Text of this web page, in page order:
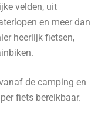
velden, uit
en meer dan
heerlijk fietsen,
de camping en
fiets bereikbaar.